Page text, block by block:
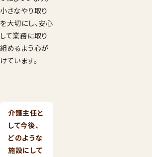
小さなやり取り
を大切にし、安心
して業務に取り
組めるよう心が
けています。
介護主任と
して今後、
どのような
施設にして